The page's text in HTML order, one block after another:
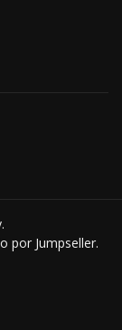
por Jumpseller.